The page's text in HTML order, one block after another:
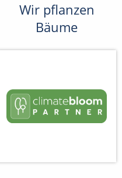
Wir pflanzen
Bäume